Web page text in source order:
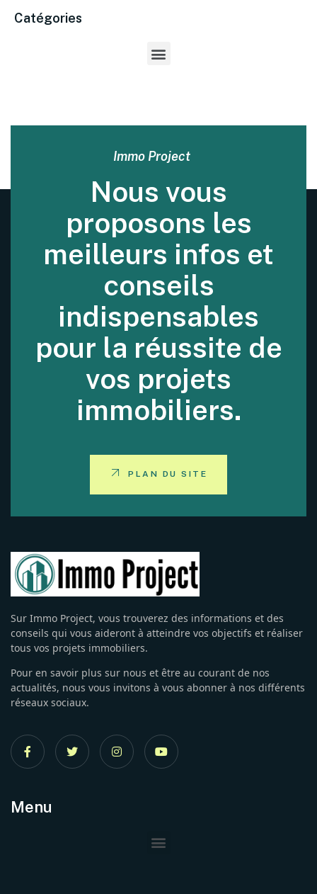
Catégories
Immo Project
Nous vous
proposons les
meilleurs infos et
conseils
indispensables
pour la réussite de
vos projets
immobiliers.
PLAN DU SITE
Sur Immo Project, vous trouverez des informations et des
conseils qui vous aideront à atteindre vos objectifs et réaliser
tous vos projets immobiliers.
Pour en savoir plus sur nous et être au courant de nos
actualités, nous vous invitons à vous abonner à nos différents
réseaux sociaux.
Menu